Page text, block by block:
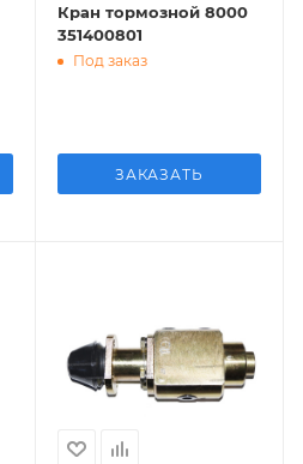
Кран тормозной 8000
351400801
Под заказ
ЗАКАЗАТЬ